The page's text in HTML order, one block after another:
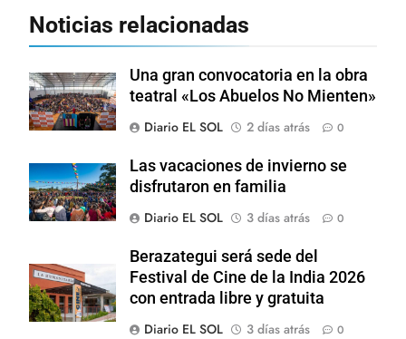
Noticias relacionadas
Una gran convocatoria en la obra
teatral «Los Abuelos No Mienten»
Diario EL SOL
2 días atrás 0
Las vacaciones de invierno se
disfrutaron en familia
Diario EL SOL
3 días atrás 0
Berazategui será sede del
Festival de Cine de la India 2026
con entrada libre y gratuita
Diario EL SOL
3 días atrás 0